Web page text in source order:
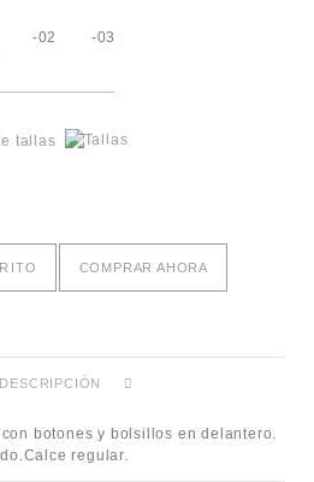
-02 -03
tallas
COMPRAR AHORA
DESCRIPCIÓN
botones y bolsillos en delantero.
regular.